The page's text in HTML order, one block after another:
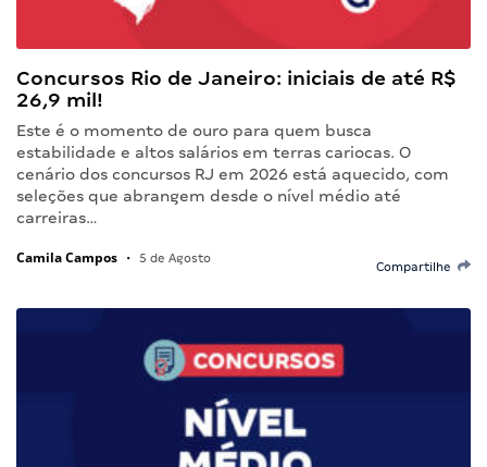
Concursos Rio de Janeiro: iniciais de até R$
26,9 mil!
Este é o momento de ouro para quem busca
estabilidade e altos salários em terras cariocas. O
cenário dos concursos RJ em 2026 está aquecido, com
seleções que abrangem desde o nível médio até
carreiras…
Camila Campos • 5 de Agosto
Compartilhe